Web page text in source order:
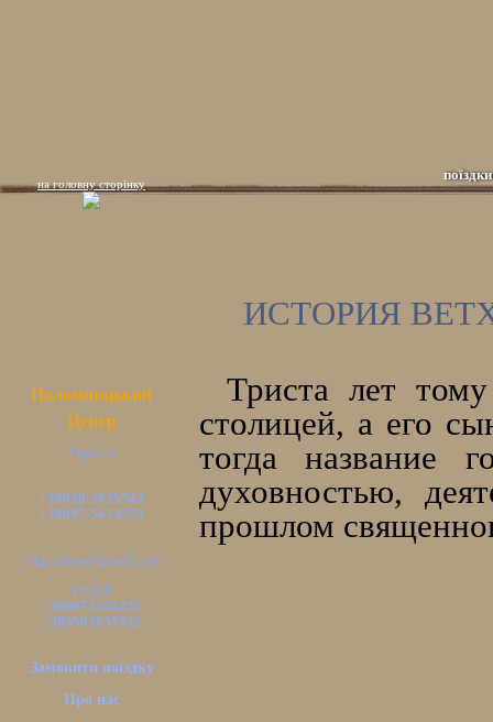
поїздки
на головну сторінку
Паломницький
Центр
Україна
+38050-2655542
+38097-5454255
pilgrimsua@gmail.com
VIBER
+380975454255
+380502655542
Замовити поїздку
Про нас
ИСТОРИЯ
Триста лет
столицей, а его
тогда название
духовностью,
прошлом